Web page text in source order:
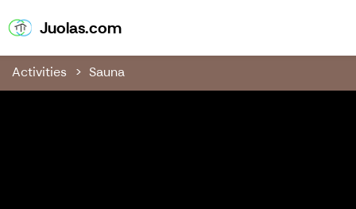
Juolas.comJuolas.com
Activities Sauna